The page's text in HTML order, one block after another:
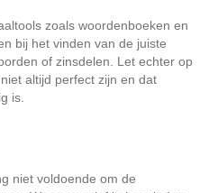
zoals woordenboeken en
bij het vinden van de juiste
of zinsdelen. Let echter op
altijd perfect zijn en dat
is.
niet voldoende om de